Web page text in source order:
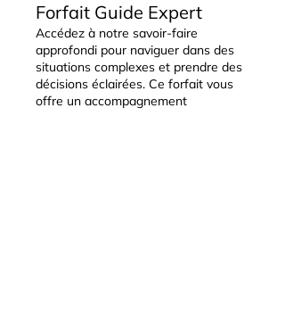
Forfait Guide Expert
Accédez à notre savoir-faire
approfondi pour naviguer dans des
situations complexes et prendre des
décisions éclairées. Ce forfait vous
offre un accompagnement